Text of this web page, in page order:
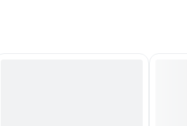
و جلوگیری از آسیب‌های مغزی: